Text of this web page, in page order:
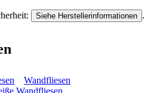
Siehe Herstellerinformationen .
Wandfliesen
Wandfliesen